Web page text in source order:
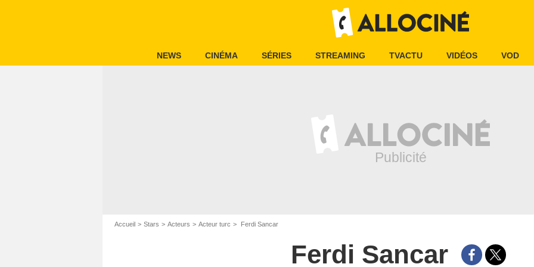
NEWS CINÉMA SÉRIES STREAMING TVACTU VIDÉOS VOD
Accueil Stars Acteurs Acteur turc Ferdi Sancar
Ferdi Sancar